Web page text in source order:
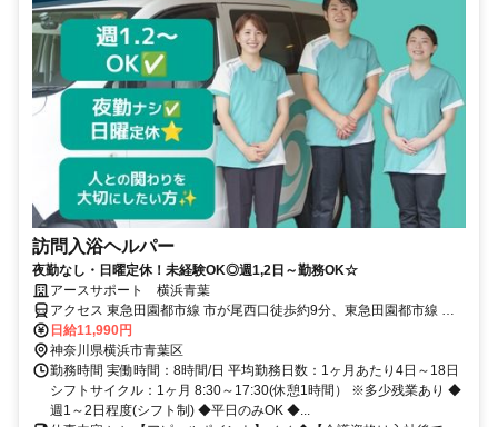
訪問入浴ヘルパー
夜勤なし・日曜定休！未経験OK◎週1,2日～勤務OK☆
アースサポート 横浜青葉
アクセス 東急田園都市線 市が尾西口徒歩約9分、東急田園都市線 江
田（神奈川県）西口徒歩約20分、東急田園都市線 藤が丘（神奈川
県）正面口徒歩約26分
日給11,990円
神奈川県横浜市青葉区
勤務時間 実働時間：8時間/日 平均勤務日数：1ヶ月あたり4日～18日
シフトサイクル：1ヶ月 8:30～17:30(休憩1時間） ※多少残業あり ◆
週1～2日程度(シフト制) ◆平日のみOK ◆...